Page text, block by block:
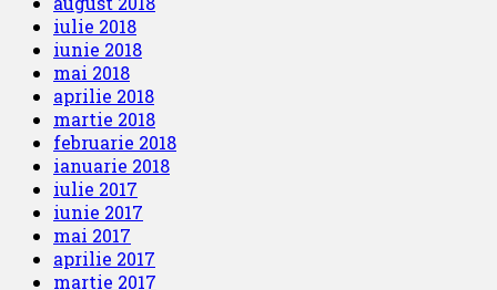
iulie 2018
iunie 2018
mai 2018
aprilie 2018
martie 2018
februarie 2018
ianuarie 2018
iulie 2017
iunie 2017
mai 2017
aprilie 2017
martie 2017